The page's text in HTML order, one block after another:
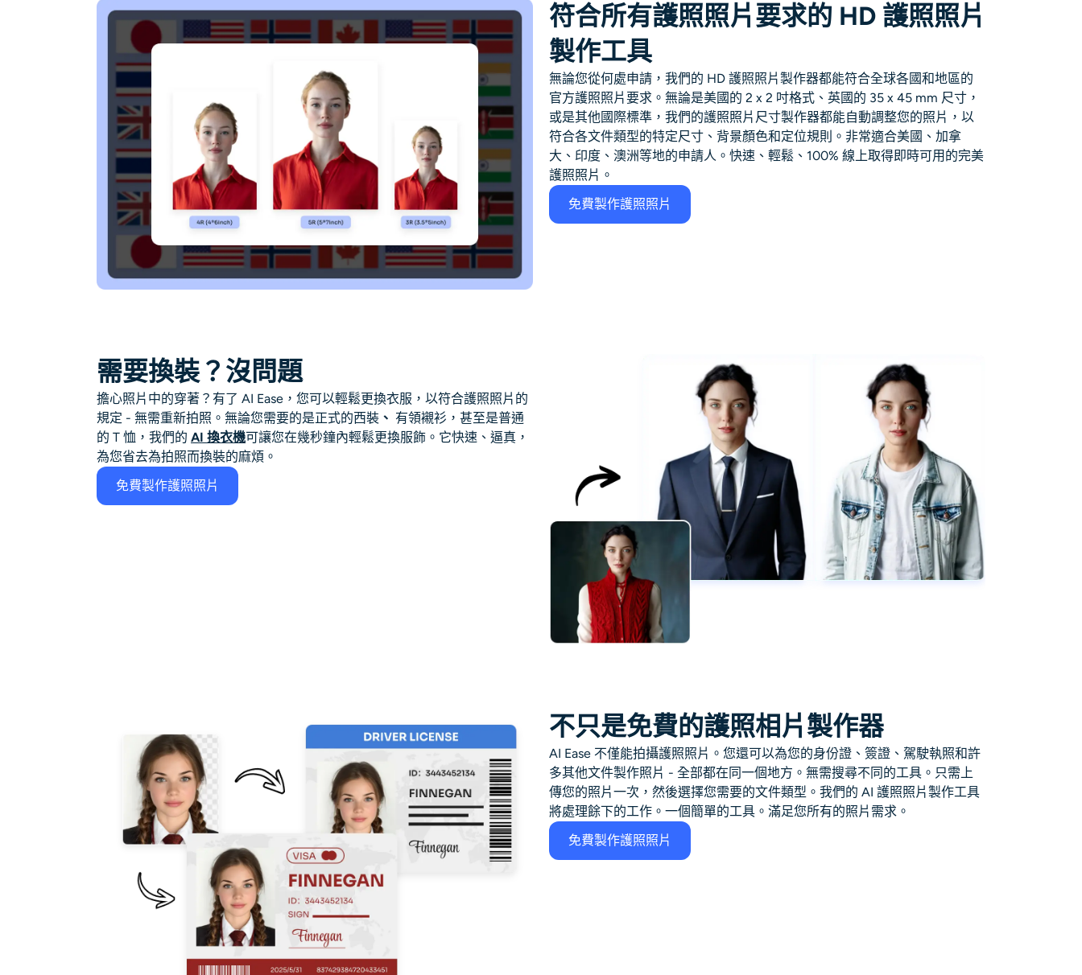
符合所有護照照片要求的 HD 護照照片
製作工具
無論您從何處申請，我們的 HD 護照照片製作器都能符合全球各國和地區的
官方護照照片要求。無論是美國的 2 x 2 吋格式、英國的 35 x 45 mm 尺寸，
或是其他國際標準，我們的護照照片尺寸製作器都能自動調整您的照片，以
符合各文件類型的特定尺寸、背景顏色和定位規則。非常適合美國、加拿
大、印度、澳洲等地的申請人。快速、輕鬆、100% 線上取得即時可用的完美
護照照片。
免費製作護照照片
需要換裝？沒問題
擔心照片中的穿著？有了 AI Ease，您可以輕鬆更換衣服，以符合護照照片的
規定 - 無需重新拍照。無論您需要的是正式的西裝 、 有領襯衫，甚至是普通
的 T 恤，我們的 AI 換衣機可讓您在幾秒鐘內輕鬆更換服飾。它快速、逼真，
為您省去為拍照而換裝的麻煩。
免費製作護照照片
不只是免費的護照相片製作器
AI Ease 不僅能拍攝護照照片。您還可以為您的身份證、簽證、駕駛執照和許
多其他文件製作照片 - 全部都在同一個地方。無需搜尋不同的工具。只需上
傳您的照片一次，然後選擇您需要的文件類型。我們的 AI 護照照片製作工具
將處理餘下的工作。一個簡單的工具。滿足您所有的照片需求。
免費製作護照照片